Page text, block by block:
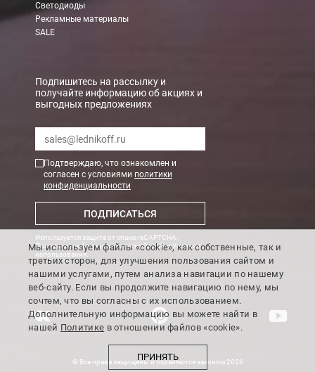
Светодиоды
Рекламные материалы
SALE
Подпишитесь на рассылку и
получайте информацию об акциях и
выгодных предложениях
Подтверждаю, что ознакомлен и
согласен с условиями политики
конфиденциальности
ПОДПИСАТЬСЯ
Используется защита от спама reCAPTCHA,
Политика конфиденциальности GoogleиУсловия
использования
© Все права защищены и охраняются законом 2026
Мы используем файлы «cookie», как собственные, так и
третьих сторон, для улучшения пользования сайтом и
нашими услугами, путем анализа навигации по нашему
веб-сайту. Если вы продолжите навигацию по нему, мы
сочтем, что вы согласны с их использованием.
Дополнительную информацию вы можете найти в
нашей Политике в отношении файлов «cookie».
ПРИНЯТЬ